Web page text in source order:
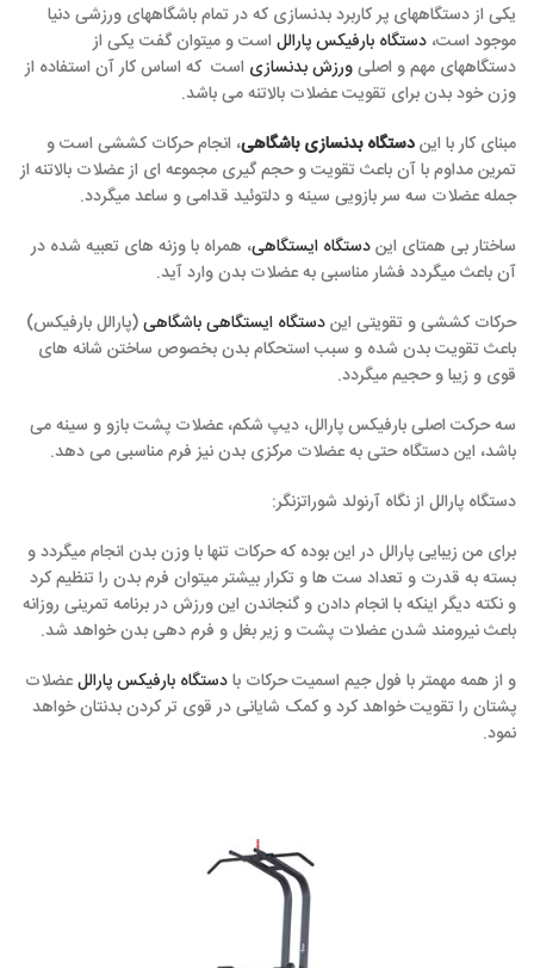
یکی از دستگاههای پر کاربرد بدنسازی که در تمام باشگاههای ورزشی دنیا
موجود است، دستگاه بارفیکس پارالل است و میتوان گفت یکی از
دستگاههای مهم و اصلیورزش بدنسازی است که اساس کار آن استفاده از
وزن خود بدن برای تقویت عضلات بالاتنه می باشد.
مبنای کار با ایندستگاه بدنسازی باشگاهی، انجام حرکات کششی است و
تمرین مداوم با آن باعث تقویت و حجم گیری مجموعه ای از عضلات بالاتنه از
جمله عضلات سه سر بازویی سینه و دلتوئید قدامی و ساعد میگردد.
ساختار بی همتای ایندستگاه ایستگاهی، همراه با وزنه های تعبیه شده در
آن باعث میگردد فشار مناسبی به عضلات بدن وارد آید.
حرکات کششی و تقویتی ایندستگاه ایستگاهی باشگاهی(پارالل بارفیکس)
باعث تقویت بدن شده و سبب استحکام بدن بخصوص ساختن شانه های
قوی و زیبا و حجیم میگردد.
سه حرکت اصلی بارفیکس پارالل، دیپ شکم، عضلات پشت بازو و سینه می
باشد، این دستگاه حتی به عضلات مرکزی بدن نیز فرم مناسبی می دهد.
دستگاه پارالل از نگاه آرنولد شوراتزنگر:
برای من زیبایی پارالل در این بوده که حرکات تنها با وزن بدن انجام میگردد و
بسته به قدرت و تعداد ست ها و تکرار بیشتر میتوان فرم بدن را تنظیم کرد
و نکته دیگر اینکه با انجام دادن و گنجاندن این ورزش در برنامه تمرینی روزانه
باعث نیرومند شدن عضلات پشت و زیر بغل و فرم دهی بدن خواهد شد.
و از همه مهمتر با فول جیم اسمیت حرکات بادستگاه بارفیکس پاراللعضلات
پشتان را تقویت خواهد کرد و کمک شایانی در قوی تر کردن بدنتان خواهد
نمود.